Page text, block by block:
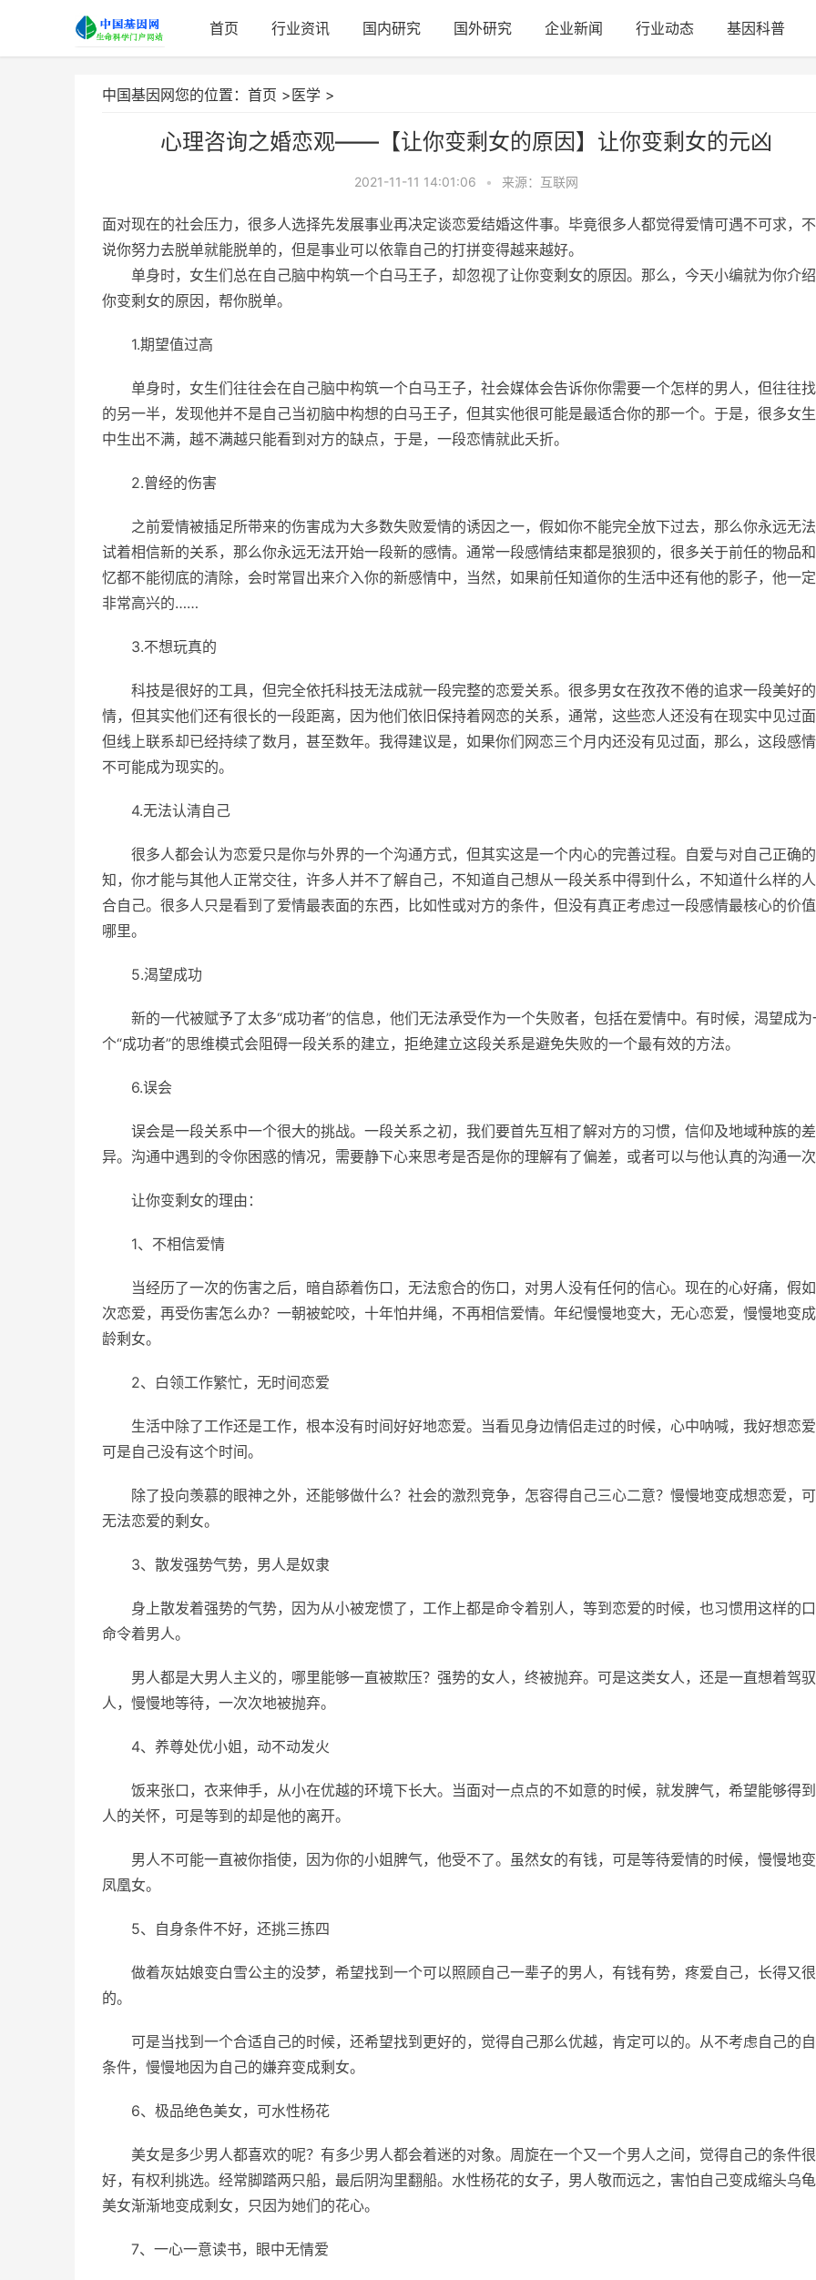
首页 行业资讯 国内研究 国外研究 企业新闻 行业动态 基因科普
中国基因网您的位置： 首页 > 医学 >
心理咨询之婚恋观——【让你变剩女的原因】让你变剩女的元凶
2021-11-11 14:01:06 • 来源：互联网
面对现在的社会压力，很多人选择先发展事业再决定谈恋爱结婚这件事。毕竟很多人都觉得爱情可遇不可求，
说你努力去脱单就能脱单的，但是事业可以依靠自己的打拼变得越来越好。
单身时，女生们总在自己脑中构筑一个白马王子，却忽视了让你变剩女的原因。那么，今天小编就为你介
你变剩女的原因，帮你脱单。
1.期望值过高
单身时，女生们往往会在自己脑中构筑一个白马王子，社会媒体会告诉你你需要一个怎样的男人，但往往找
的另一半，发现他并不是自己当初脑中构想的白马王子，但其实他很可能是最适合你的那一个。于是，很多女
中生出不满，越不满越只能看到对方的缺点，于是，一段恋情就此夭折。
2.曾经的伤害
之前爱情被插足所带来的伤害成为大多数失败爱情的诱因之一，假如你不能完全放下过去，那么你永远无
试着相信新的关系，那么你永远无法开始一段新的感情。通常一段感情结束都是狼狈的，很多关于前任的物品
忆都不能彻底的清除，会时常冒出来介入你的新感情中，当然，如果前任知道你的生活中还有他的影子，他一
非常高兴的……
3.不想玩真的
科技是很好的工具，但完全依托科技无法成就一段完整的恋爱关系。很多男女在孜孜不倦的追求一段美好
情，但其实他们还有很长的一段距离，因为他们依旧保持着网恋的关系，通常，这些恋人还没有在现实中见过面
但线上联系却已经持续了数月，甚至数年。我得建议是，如果你们网恋三个月内还没有见过面，那么，这段感
不可能成为现实的。
4.无法认清自己
很多人都会认为恋爱只是你与外界的一个沟通方式，但其实这是一个内心的完善过程。自爱与对自己正确
知，你才能与其他人正常交往，许多人并不了解自己，不知道自己想从一段关系中得到什么，不知道什么样的
合自己。很多人只是看到了爱情最表面的东西，比如性或对方的条件，但没有真正考虑过一段感情最核心的价
哪里。
5.渴望成功
新的一代被赋予了太多“成功者”的信息，他们无法承受作为一个失败者，包括在爱情中。有时候，渴望成为
个“成功者”的思维模式会阻碍一段关系的建立，拒绝建立这段关系是避免失败的一个最有效的方法。
6.误会
误会是一段关系中一个很大的挑战。一段关系之初，我们要首先互相了解对方的习惯，信仰及地域种族的差
异。沟通中遇到的令你困惑的情况，需要静下心来思考是否是你的理解有了偏差，或者可以与他认真的沟通一次
让你变剩女的理由：
1、不相信爱情
当经历了一次的伤害之后，暗自舔着伤口，无法愈合的伤口，对男人没有任何的信心。现在的心好痛，假
次恋爱，再受伤害怎么办？一朝被蛇咬，十年怕井绳，不再相信爱情。年纪慢慢地变大，无心恋爱，慢慢地变
龄剩女。
2、白领工作繁忙，无时间恋爱
生活中除了工作还是工作，根本没有时间好好地恋爱。当看见身边情侣走过的时候，心中呐喊，我好想恋爱
可是自己没有这个时间。
除了投向羡慕的眼神之外，还能够做什么？社会的激烈竞争，怎容得自己三心二意？慢慢地变成想恋爱，
无法恋爱的剩女。
3、散发强势气势，男人是奴隶
身上散发着强势的气势，因为从小被宠惯了，工作上都是命令着别人，等到恋爱的时候，也习惯用这样的
命令着男人。
男人都是大男人主义的，哪里能够一直被欺压？强势的女人，终被抛弃。可是这类女人，还是一直想着驾
人，慢慢地等待，一次次地被抛弃。
4、养尊处优小姐，动不动发火
饭来张口，衣来伸手，从小在优越的环境下长大。当面对一点点的不如意的时候，就发脾气，希望能够得
人的关怀，可是等到的却是他的离开。
男人不可能一直被你指使，因为你的小姐脾气，他受不了。虽然女的有钱，可是等待爱情的时候，慢慢地
凤凰女。
5、自身条件不好，还挑三拣四
做着灰姑娘变白雪公主的没梦，希望找到一个可以照顾自己一辈子的男人，有钱有势，疼爱自己，长得又
的。
可是当找到一个合适自己的时候，还希望找到更好的，觉得自己那么优越，肯定可以的。从不考虑自己的
条件，慢慢地因为自己的嫌弃变成剩女。
6、极品绝色美女，可水性杨花
美女是多少男人都喜欢的呢？有多少男人都会着迷的对象。周旋在一个又一个男人之间，觉得自己的条件很
好，有权利挑选。经常脚踏两只船，最后阴沟里翻船。水性杨花的女子，男人敬而远之，害怕自己变成缩头乌龟
美女渐渐地变成剩女，只因为她们的花心。
7、一心一意读书，眼中无情爱